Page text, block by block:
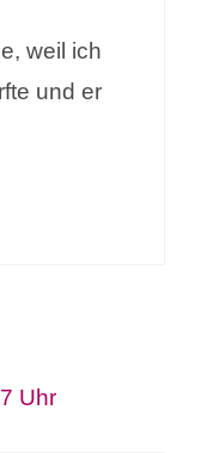
weil ich
und er
Uhr